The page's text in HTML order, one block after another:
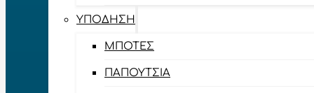
ΥΠΌΔΗΣΗ
ΜΠΌΤΕΣ
ΠΑΠΟΎΤΣΙΑ